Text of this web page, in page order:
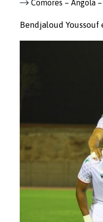
Comores – Angola –
Bendjaloud Youssouf